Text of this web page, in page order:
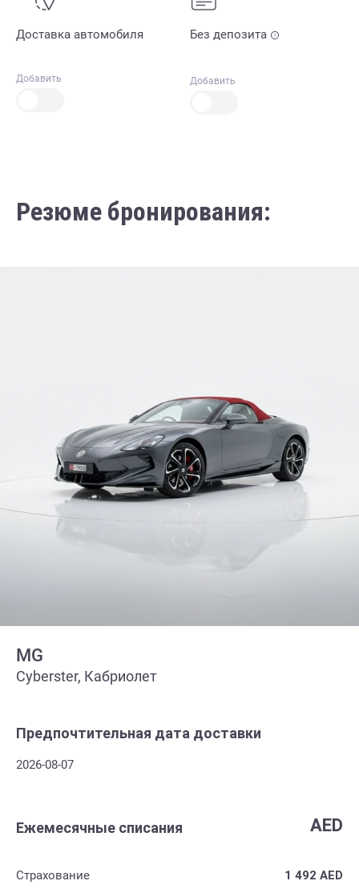
Доставка автомобиля
Добавить
Без депозита
Добавить
Резюме бронирования:
MG
Cyberster, Кабриолет
Предпочтительная дата доставки
2026-08-07
Ежемесячные списания AED
Страхование 1 492 AED